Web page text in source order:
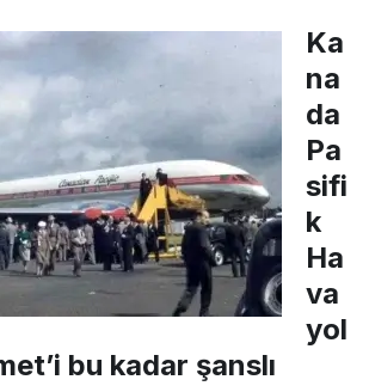
Ka
na
da
Pa
sifi
k
Ha
va
yol
bu kadar şanslı